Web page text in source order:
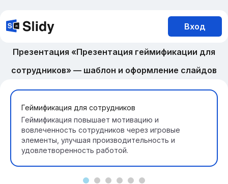
Вход
Презентация «Презентация геймификации для
сотрудников» — шаблон и оформление слайдов
Геймификация для сотрудников
Геймификация повышает мотивацию и
вовлеченность сотрудников через игровые
элементы, улучшая производительность и
удовлетворенность работой.